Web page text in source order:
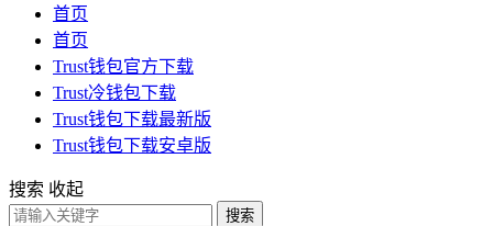
首页
首页
Trust钱包官方下载
Trust冷钱包下载
Trust钱包下载最新版
Trust钱包下载安卓版
搜索 收起
搜索